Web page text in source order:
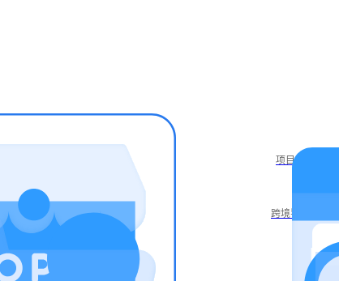
项目库
跨境导航